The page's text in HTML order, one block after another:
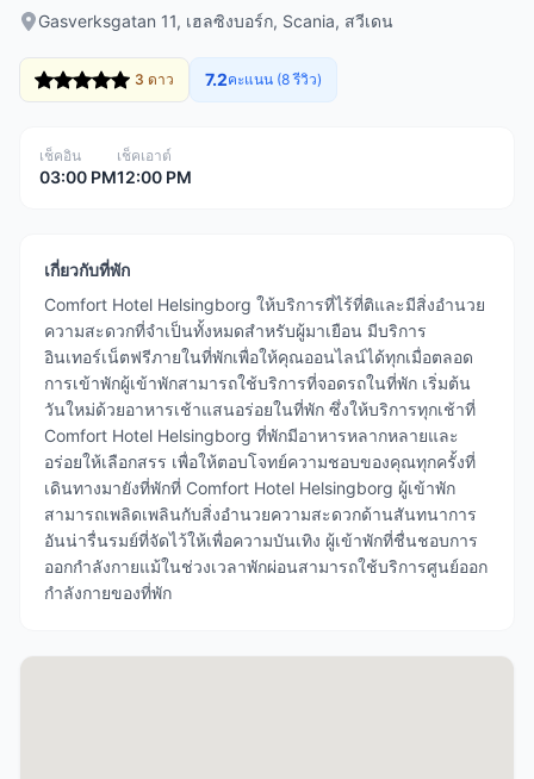
Gasverksgatan 11, เฮลซิงบอร์ก, Scania, สวีเดน
3 ดาว 7.2คะแนน (8 รีวิว)
เช็คอิน
03:00 PM
เช็คเอาต์
12:00 PM
เกี่ยวกับที่พัก
Comfort Hotel Helsingborg ให้บริการที่ไร้ที่ติและมีสิ่งอำนวย
ความสะดวกที่จำเป็นทั้งหมดสำหรับผู้มาเยือน มีบริการ
อินเทอร์เน็ตฟรีภายในที่พักเพื่อให้คุณออนไลน์ได้ทุกเมื่อตลอด
การเข้าพักผู้เข้าพักสามารถใช้บริการที่จอดรถในที่พัก เริ่มต้น
วันใหม่ด้วยอาหารเช้าแสนอร่อยในที่พัก ซึ่งให้บริการทุกเช้าที่
Comfort Hotel Helsingborg ที่พักมีอาหารหลากหลายและ
อร่อยให้เลือกสรร เพื่อให้ตอบโจทย์ความชอบของคุณทุกครั้งที่
เดินทางมายังที่พักที่ Comfort Hotel Helsingborg ผู้เข้าพัก
สามารถเพลิดเพลินกับสิ่งอำนวยความสะดวกด้านสันทนาการ
อันน่ารื่นรมย์ที่จัดไว้ให้เพื่อความบันเทิง ผู้เข้าพักที่ชื่นชอบการ
ออกกำลังกายแม้ในช่วงเวลาพักผ่อนสามารถใช้บริการศูนย์ออก
กำลังกายของที่พัก